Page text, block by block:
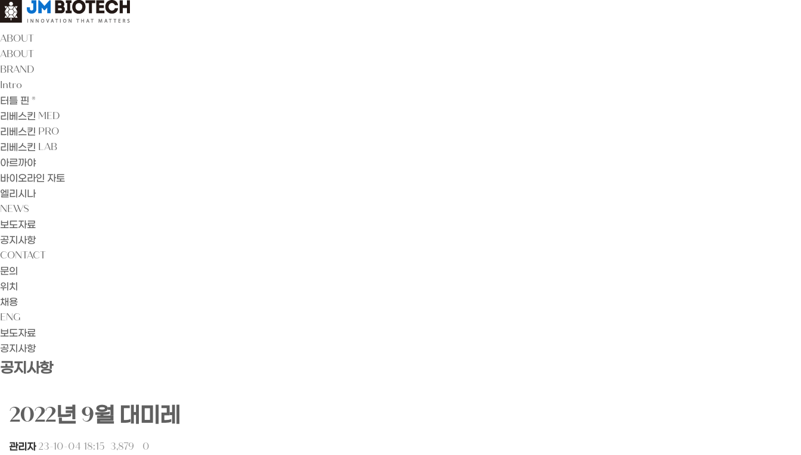
ABOUT
ABOUT
BRAND
Intro
터틀 핀 ®
리베스킨 MED
리베스킨 PRO
리베스킨 LAB
아르까야
바이오라인 자토
엘리시나
NEWS
보도자료
공지사항
CONTACT
문의
위치
채용
ENG
보도자료
공지사항
공지사항
2022년 9월 대미레
관리자 23-10-04 18:15 3,879 0